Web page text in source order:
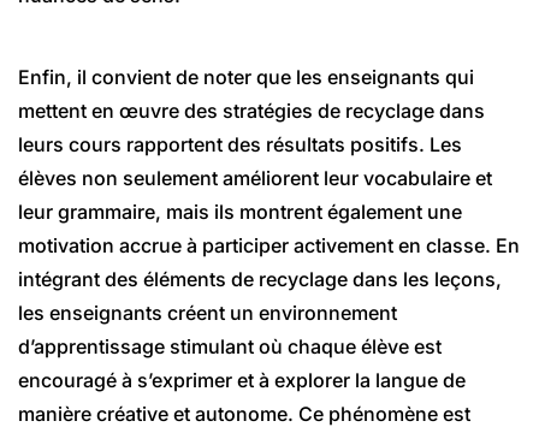
Enfin, il convient de noter que les enseignants qui
mettent en œuvre des stratégies de recyclage dans
leurs cours rapportent des résultats positifs. Les
élèves non seulement améliorent leur vocabulaire et
leur grammaire, mais ils montrent également une
motivation accrue à participer activement en classe. En
intégrant des éléments de recyclage dans les leçons,
les enseignants créent un environnement
d’apprentissage stimulant où chaque élève est
encouragé à s’exprimer et à explorer la langue de
manière créative et autonome. Ce phénomène est